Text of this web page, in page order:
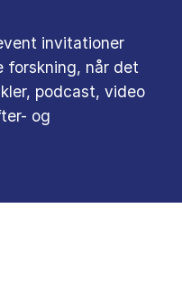
invitationer
forskning, når det
podcast, video
og